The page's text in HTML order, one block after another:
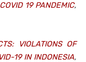
19 PANDEMIC,
VIOLATIONS OF
19 IN INDONESIA,